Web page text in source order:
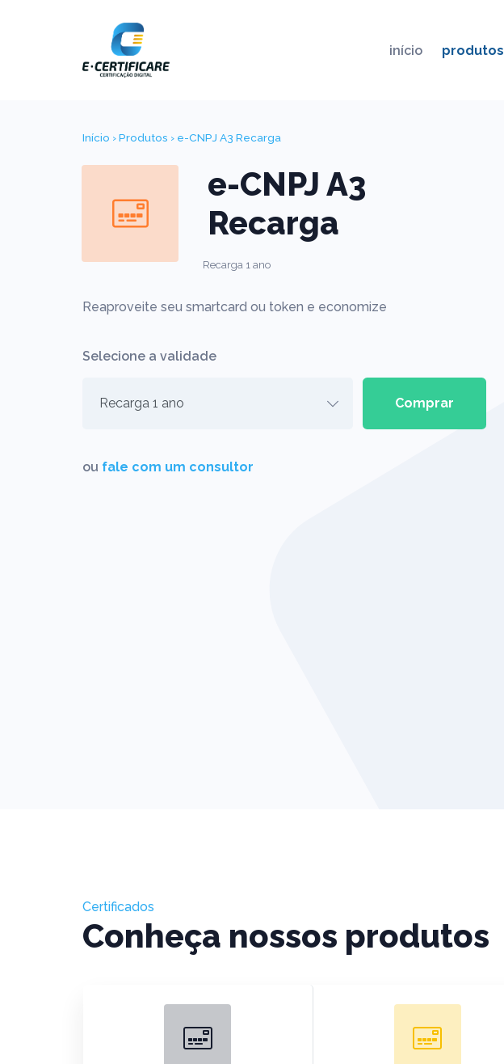
início produtos
Início ›Produtos › e-CNPJ A3 Recarga
e-CNPJ A3
Recarga
Recarga 1 ano
Reaproveite seu smartcard ou token e economize
Selecione a validade
Comprar
ou fale com um consultor
Certificados
Conheça nossos produtos